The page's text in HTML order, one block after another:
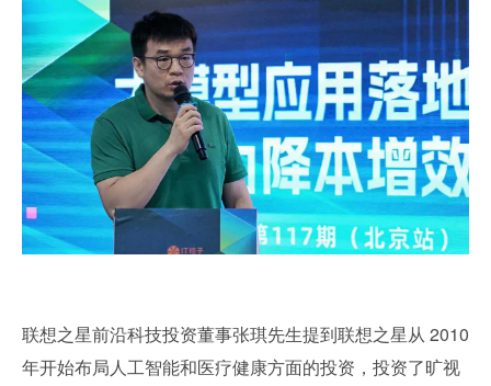
联想之星前沿科技投资董事张琪先生提到联想之星从 2010
年开始布局人工智能和医疗健康方面的投资，投资了旷视